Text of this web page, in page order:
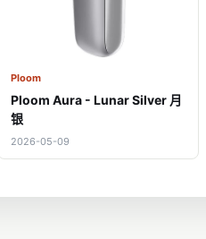
Ploom
Ploom Aura - Lunar Silver 月
银
2026-05-09